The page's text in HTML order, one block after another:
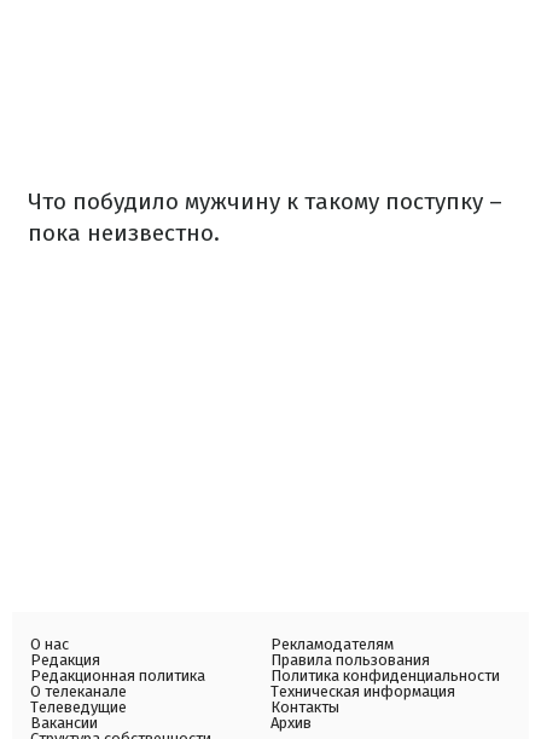
Что побудило мужчину к такому поступку –
пока неизвестно.
О нас
Редакция
Редакционная политика
О телеканале
Телеведущие
Вакансии
Рекламодателям
Правила пользования
Политика конфиденциальности
Техническая информация
Контакты
Архив